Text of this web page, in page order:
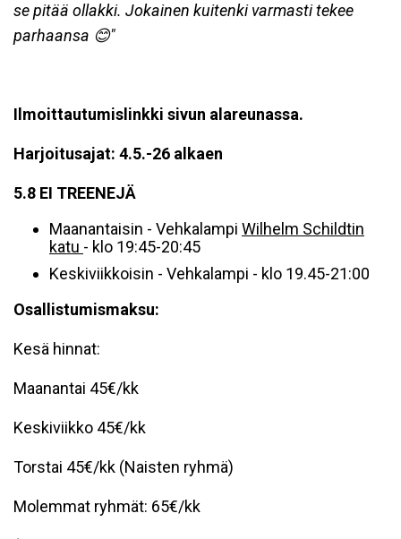
se pitää ollakki. Jokainen kuitenki varmasti tekee
parhaansa 😊"
Ilmoittautumislinkki sivun alareunassa.
Harjoitusajat: 4.5.-26 alkaen
5.8 EI TREENEJÄ
Maanantaisin - Vehkalampi Wilhelm Schildtin
katu - klo 19:45-20:45
Keskiviikkoisin - Vehkalampi - klo 19.45-21:00
Osallistumismaksu:
Kesä hinnat:
Maanantai 45€/kk
Keskiviikko 45€/kk
Torstai 45€/kk (Naisten ryhmä)
Molemmat ryhmät: 65€/kk